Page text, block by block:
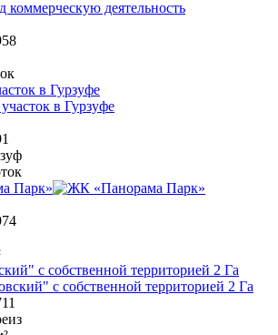
в Гурзуфе
Парк»
с собственной территорией 2 Га